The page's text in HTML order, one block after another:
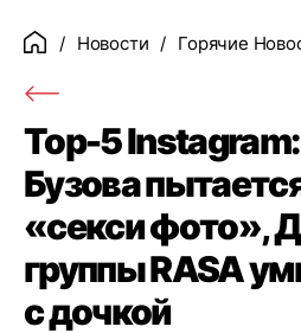
ГлавнаяНовости Горячие
Top-5
Бузова
«секси фото»,
группы RASA
с дочкой